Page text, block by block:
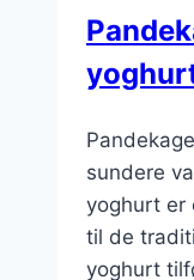
sundere
yoghurt er
til de
yoghurt